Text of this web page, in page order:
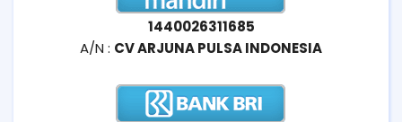
1440026311685
A/N : CV ARJUNA PULSA INDONESIA